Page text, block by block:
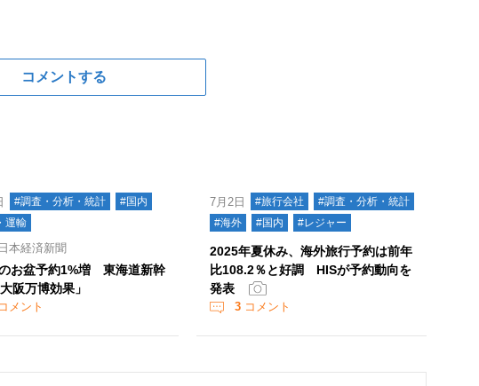
コメントする
#調査・分析・統計
#国内
運輸
本経済新聞
お盆予約1%増 東海道新幹
阪万博効果」
メント
7月2日 #旅行会社
#調査・分析・統計
#海外
#国内 #レジャー
2025年夏休み、海外旅行予約は前年
比108.2％と好調 HISが予約動向を
発表
3 コメント